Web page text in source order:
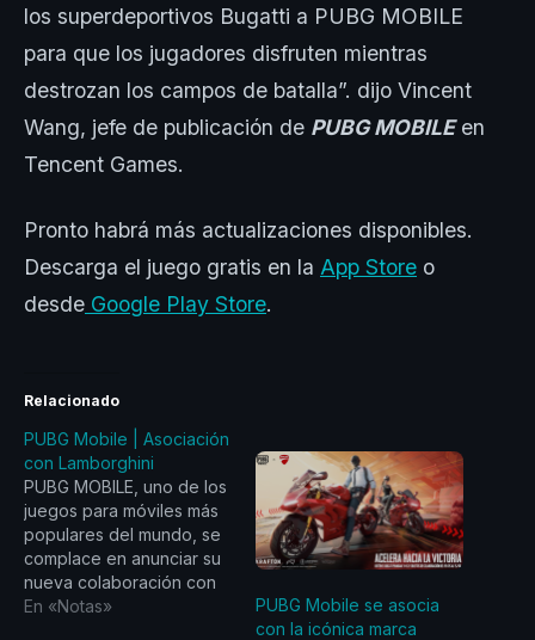
los superdeportivos Bugatti a PUBG MOBILE
para que los jugadores disfruten mientras
destrozan los campos de batalla”. dijo Vincent
Wang, jefe de publicación de PUBG MOBILEen
Tencent Games.
Pronto habrá más actualizaciones disponibles.
Descarga el juego gratis en la App Store o
desde Google Play Store.
Relacionado
PUBG Mobile | Asociación
con Lamborghini
PUBG MOBILE, uno de los
juegos para móviles más
populares del mundo, se
complace en anunciar su
nueva colaboración con
el legendario fabricante
En «Notas»
PUBG Mobile se asocia
con la icónica marca